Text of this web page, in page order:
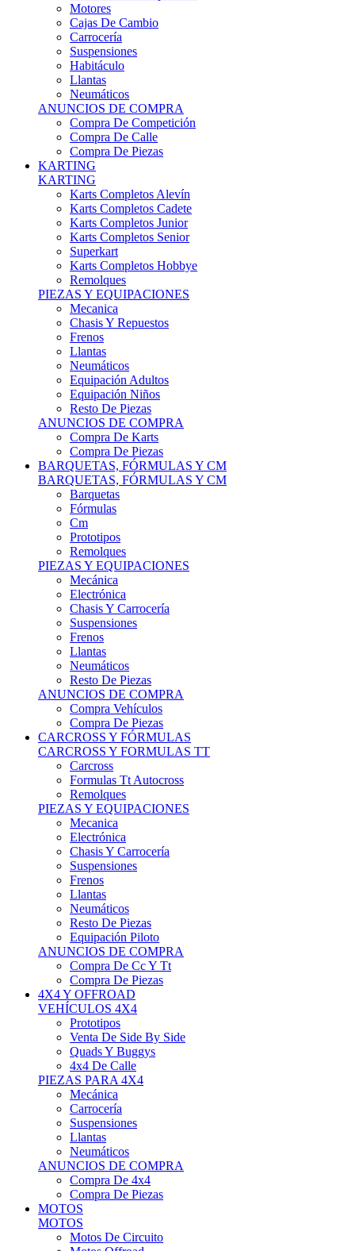
Motores
Cajas De Cambio
Carrocería
Suspensiones
Habitáculo
Llantas
Neumáticos
ANUNCIOS DE COMPRA
Compra De Competición
Compra De Calle
Compra De Piezas
KARTING
KARTING
Karts Completos Alevín
Karts Completos Cadete
Karts Completos Junior
Karts Completos Senior
Superkart
Karts Completos Hobbye
Remolques
PIEZAS Y EQUIPACIONES
Mecanica
Chasis Y Repuestos
Frenos
Llantas
Neumáticos
Equipación Adultos
Equipación Niños
Resto De Piezas
ANUNCIOS DE COMPRA
Compra De Karts
Compra De Piezas
BARQUETAS, FÓRMULAS Y CM
BARQUETAS, FÓRMULAS Y CM
Barquetas
Fórmulas
Cm
Prototipos
Remolques
PIEZAS Y EQUIPACIONES
Mecánica
Electrónica
Chasis Y Carrocería
Suspensiones
Frenos
Llantas
Neumáticos
Resto De Piezas
ANUNCIOS DE COMPRA
Compra Vehículos
Compra De Piezas
CARCROSS Y FÓRMULAS
CARCROSS Y FORMULAS TT
Carcross
Formulas Tt Autocross
Remolques
PIEZAS Y EQUIPACIONES
Mecanica
Electrónica
Chasis Y Carrocería
Suspensiones
Frenos
Llantas
Neumáticos
Resto De Piezas
Equipación Piloto
ANUNCIOS DE COMPRA
Compra De Cc Y Tt
Compra De Piezas
4X4 Y OFFROAD
VEHÍCULOS 4X4
Prototipos
Venta De Side By Side
Quads Y Buggys
4x4 De Calle
PIEZAS PARA 4X4
Mecánica
Carrocería
Suspensiones
Llantas
Neumáticos
ANUNCIOS DE COMPRA
Compra De 4x4
Compra De Piezas
MOTOS
MOTOS
Motos De Circuito